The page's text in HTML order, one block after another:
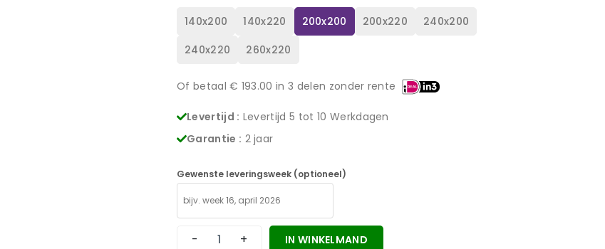
140x200 140x220 200x200 200x220
240x200
240x220
260x220
Of betaal € 193.00 in 3 delen zonder rente
Levertijd : Levertijd 5 tot 10 Werkdagen
Garantie : 2 jaar
Gewenste leveringsweek (optioneel)
- + IN WINKELMAND